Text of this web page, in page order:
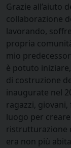
Grazie all’aiuto
collaborazione
lavorando,
propria
mio
è potuto
di costruzione
inaugurate nel
ragazzi,
luogo per
ristrutturazione
era non più